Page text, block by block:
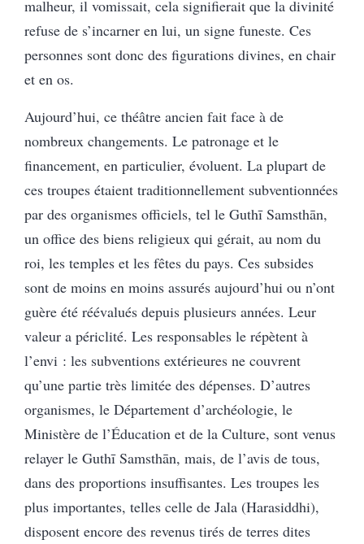
malheur, il vomissait, cela signifierait que la divinité
refuse de s’incarner en lui, un signe funeste. Ces
personnes sont donc des figurations divines, en chair
et en os.
Aujourd’hui, ce théâtre ancien fait face à de
nombreux changements. Le patronage et le
financement, en particulier, évoluent. La plupart de
ces troupes étaient traditionnellement subventionnées
par des organismes officiels, tel le Guthī Samsthān,
un office des biens religieux qui gérait, au nom du
roi, les temples et les fêtes du pays. Ces subsides
sont de moins en moins assurés aujourd’hui ou n’ont
guère été réévalués depuis plusieurs années. Leur
valeur a périclité. Les responsables le répètent à
l’envi : les subventions extérieures ne couvrent
qu’une partie très limitée des dépenses. D’autres
organismes, le Département d’archéologie, le
Ministère de l’Éducation et de la Culture, sont venus
relayer le Guthī Samsthān, mais, de l’avis de tous,
dans des proportions insuffisantes. Les troupes les
plus importantes, telles celle de Jala (Harasiddhi),
disposent encore des revenus tirés de terres dites